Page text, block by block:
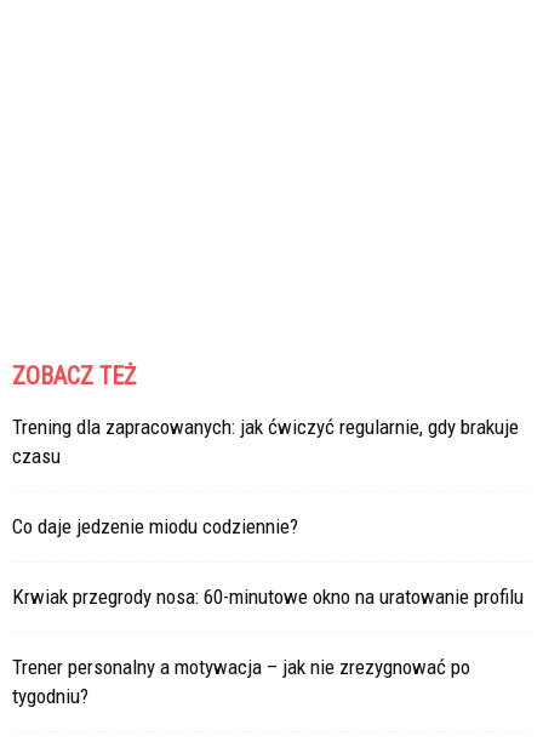
ZOBACZ TEŻ
Trening dla zapracowanych: jak ćwiczyć regularnie, gdy brakuje
czasu
Co daje jedzenie miodu codziennie?
Krwiak przegrody nosa: 60-minutowe okno na uratowanie profilu
Trener personalny a motywacja – jak nie zrezygnować po
tygodniu?